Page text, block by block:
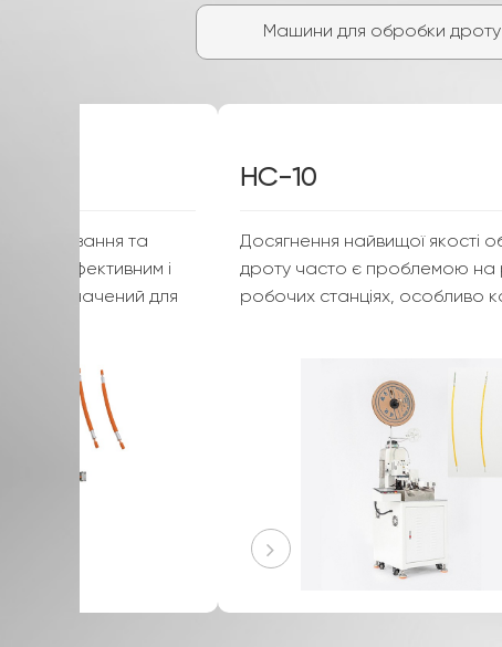
Машини для обробки дроту
Автоматична машина для різання та зачистки
кабелю є високоефективним і точним
пристроєм. Він призначений для автоматизації
для різання та зачистки кабелів може
працювати з кабелями різних типів і розмірів,
забезпечуючи незмінні результати. Це значно
підвищує ефективність виробництва і знижує
трудовитрати. Завдяки передовій технології
він забезпечує чисті та точні надрізи та
смужки, підвищуючи якість обробки кабелю.
Незалежно від того, чи то в електронній
промисловості, чи в інших галузях, пов’язаних